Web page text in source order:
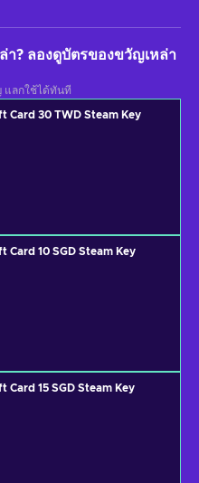
า? ลองดูบัตรของขวัญเหล่า
แลกใช้ได้ทันที
Card 30 TWD Steam Key
Card 10 SGD Steam Key
Card 15 SGD Steam Key